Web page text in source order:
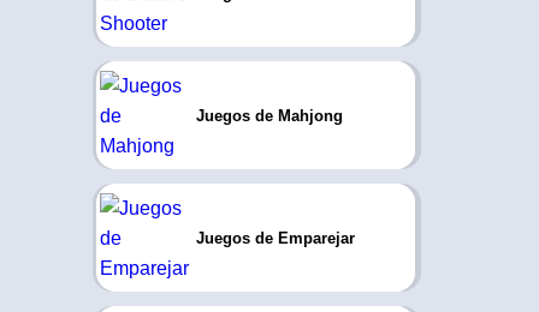
Juegos de Mahjong
Juegos de Emparejar